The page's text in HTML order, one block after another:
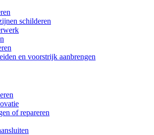
schilderen
en voorstrijk aanbrengen
of repareren